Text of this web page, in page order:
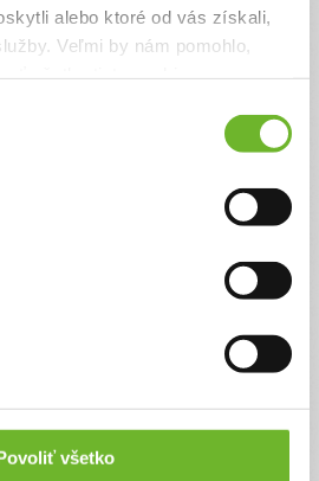
alebo ktoré od vás získali,
Veľmi by nám pomohlo,
všetko
údaje